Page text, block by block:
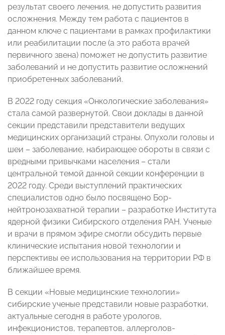
результат своего лечения, не допустить развития
осложнения. Между тем работа с пациентов в
данном ключе с пациентами в рамках профилактики
или реабилитации после (а это работа врачей
первичного звена) поможет не допустить развитие
заболеваний и не допустить развитие осложнений
приобретенных заболеваний.
В 2022 году секция «Онкологические заболевания»
стала самой развернутой. Свои доклады в данной
секции представили представители ведущих
медицинских организаций страны. Опухоли головы и
шеи – заболевание, набирающее обороты в связи с
вредными привычками населения – стали
центральной темой данной секции конференции в
2022 году. Среди выступлений практических
специалистов одно было посвящено Бор-
нейтронозахватной терапии – разработке Института
ядерной физики Сибирского отделения РАН. Ученые
и врачи в прямом эфире смогли обсудить первые
клинические испытания новой технологии и
перспективы ее использования на территории РФ в
ближайшее время.
В секции «Новые медицинские технологии»
сибирские ученые представили новые разработки,
актуальные сегодня в работе урологов,
инфекционистов, терапевтов, аллерголов-